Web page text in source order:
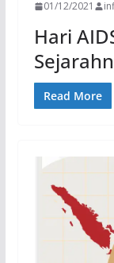
01/12/2021
Hari
Read More